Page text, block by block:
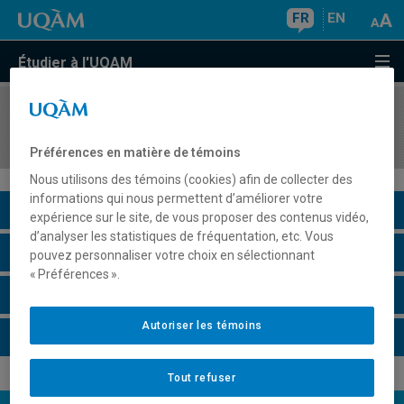
FR EN
Étudier à l'UQAM
COURS//
Description du cours
Horaire - Été 2026
Préférences en matière de témoins
Nous utilisons des témoins (cookies) afin de collecter des
informations qui nous permettent d’améliorer votre
expérience sur le site, de vous proposer des contenus vidéo,
d’analyser les statistiques de fréquentation, etc. Vous
pouvez personnaliser votre choix en sélectionnant
« Préférences ».
Tout refuser
Autoriser les témoins